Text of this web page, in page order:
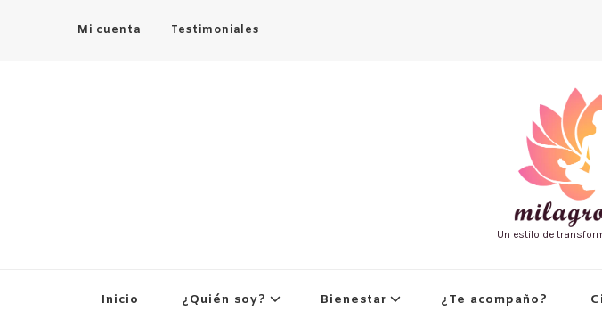
Mi cuenta Testimoniales
Un estilo de
Inicio ¿Quién soy? Bienestar ¿Te acompaño?